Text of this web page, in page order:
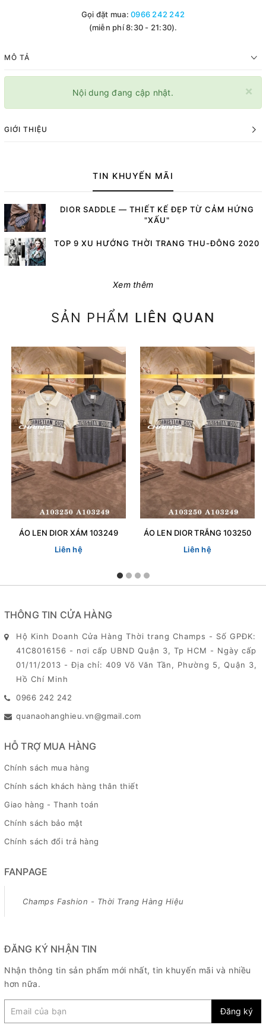
Gọi đặt mua:0966 242 242
(miễn phí 8:30 - 21:30).
MÔ TẢ
×
Nội dung đang cập nhật.
GIỚI THIỆU
TIN KHUYẾN MÃI
DIOR SADDLE — THIẾT KẾ ĐẸP TỪ CẢM HỨNG
"XẤU"
TOP 9 XU HƯỚNG THỜI TRANG THU-ĐÔNG 2020
Xem thêm
SẢN PHẨM LIÊN QUAN
ÁO LEN DIOR XÁM 103249
Liên hệ
ÁO LEN DIOR TRẮNG 103250
Liên hệ
THÔNG TIN CỬA HÀNG
Hộ Kinh Doanh Cửa Hàng Thời trang Champs - Số GPĐK:
41C8016156 - nơi cấp UBND Quận 3, Tp HCM - Ngày cấp
01/11/2013 - Địa chỉ: 409 Võ Văn Tần, Phường 5, Quận 3,
Hồ Chí Minh
0966 242 242
quanaohanghieu.vn@gmail.com
HỖ TRỢ MUA HÀNG
Chính sách mua hàng
Chính sách khách hàng thân thiết
Giao hàng - Thanh toán
Chính sách bảo mật
Chính sách đổi trả hàng
FANPAGE
Champs Fashion - Thời Trang Hàng Hiệu
ĐĂNG KÝ NHẬN TIN
Nhận thông tin sản phẩm mới nhất, tin khuyến mãi và nhiều
hơn nữa.
Đăng ký